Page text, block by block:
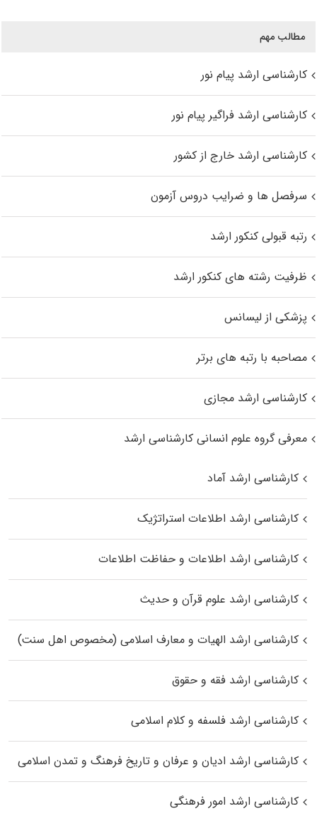
مطالب مهم
کارشناسی ارشد پیام نور
کارشناسی ارشد فراگیر پیام نور
کارشناسی ارشد خارج از کشور
سرفصل ها و ضرایب دروس آزمون
رتبه قبولی کنکور ارشد
ظرفیت رشته های کنکور ارشد
پزشکی از لیسانس
مصاحبه با رتبه های برتر
کارشناسی ارشد مجازی
معرفی گروه علوم انسانی کارشناسی ارشد
کارشناسی ارشد آماد
کارشناسی ارشد اطلاعات استراتژیک
کارشناسی ارشد اطلاعات و حفاظت اطلاعات
کارشناسی ارشد علوم قرآن و حدیث
کارشناسی ارشد الهیات و معارف اسلامی (مخصوص اهل سنت)
کارشناسی ارشد فقه و حقوق
کارشناسی ارشد فلسفه و کلام اسلامی
کارشناسی ارشد ادیان و عرفان و تاریخ فرهنگ و تمدن اسلامی
کارشناسی ارشد امور فرهنگی